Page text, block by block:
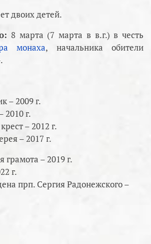
двоих детей.
8 марта (7 марта в в.г.) в честь
монаха, начальника обители
– 2009 г.
2010 г.
– 2012 г.
– 2017 г.
– 2019 г.
г.
прп. Сергия Радонежского –